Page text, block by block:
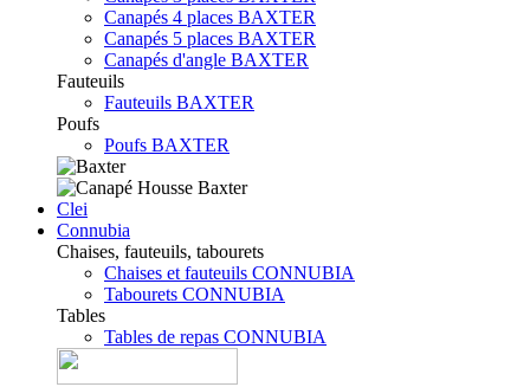
Canapés 4 places BAXTER
Canapés 5 places BAXTER
Canapés d'angle BAXTER
Fauteuils
Fauteuils BAXTER
Poufs
Poufs BAXTER
Clei
Connubia
Chaises, fauteuils, tabourets
Chaises et fauteuils CONNUBIA
Tabourets CONNUBIA
Tables
Tables de repas CONNUBIA